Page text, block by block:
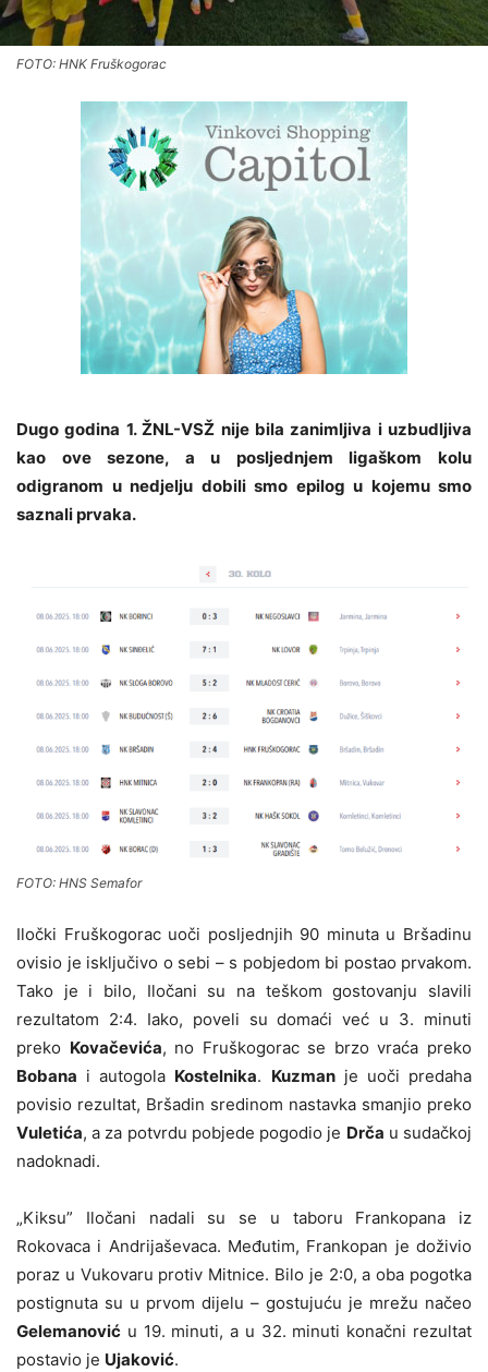
FOTO: HNK Fruškogorac
Dugo godina 1. ŽNL-VSŽ nije bila zanimljiva i uzbudljiva
kao ove sezone, a u posljednjem ligaškom kolu
odigranom u nedjelju dobili smo epilog u kojemu smo
saznali prvaka.
FOTO: HNS Semafor
Iločki Fruškogorac uoči posljednjih 90 minuta u Bršadinu
ovisio je isključivo o sebi – s pobjedom bi postao prvakom.
Tako je i bilo, Iločani su na teškom gostovanju slavili
rezultatom 2:4. Iako, poveli su domaći već u 3. minuti
preko Kovačevića, no Fruškogorac se brzo vraća preko
Bobana i autogola Kostelnika. Kuzmanje uoči predaha
povisio rezultat, Bršadin sredinom nastavka smanjio preko
Vuletića, a za potvrdu pobjede pogodio je Drča u sudačkoj
nadoknadi.
„Kiksu” Iločani nadali su se u taboru Frankopana iz
Rokovaca i Andrijaševaca. Međutim, Frankopan je doživio
poraz u Vukovaru protiv Mitnice. Bilo je 2:0, a oba pogotka
postignuta su u prvom dijelu – gostujuću je mrežu načeo
Gelemanović u 19. minuti, a u 32. minuti konačni rezultat
postavio je Ujaković.